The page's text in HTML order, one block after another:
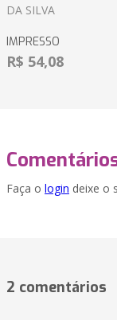
DA SILVA
IMPRESSO
R$ 54,08
Faça o login deixe o
2 comentários